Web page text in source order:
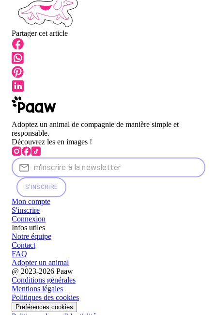
Partager cet article
Adoptez un animal de compagnie de manière simple et
responsable.
Découvrez les en images !
S'INSCRIRE
Mon compte
S'inscrire
Connexion
Infos utiles
Notre équipe
Contact
FAQ
Adopter un animal
@ 2023-2026 Paaw
Conditions générales
Mentions légales
Politiques des cookies
Préférences cookies